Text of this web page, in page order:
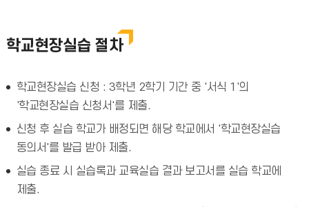
학교현장실습 절차
학교현장실습 신청 : 3학년 2학기 기간 중 '서식 1'의
'학교현장실습 신청서'를 제출.
신청 후 실습 학교가 배정되면 해당 학교에서 '학교현장실습
동의서'를 발급 받아 제출.
실습 종료 시 실습록과 교육실습 결과 보고서를 실습 학교에
제출.